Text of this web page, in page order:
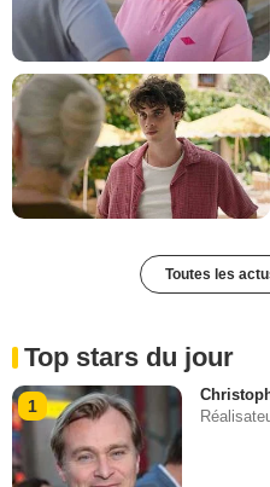
Toutes les
Top stars du jour
1